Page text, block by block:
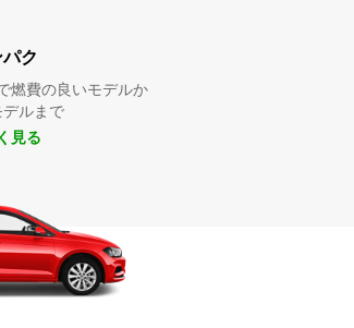
ク
燃費の良いモデルか
デルまで
見る